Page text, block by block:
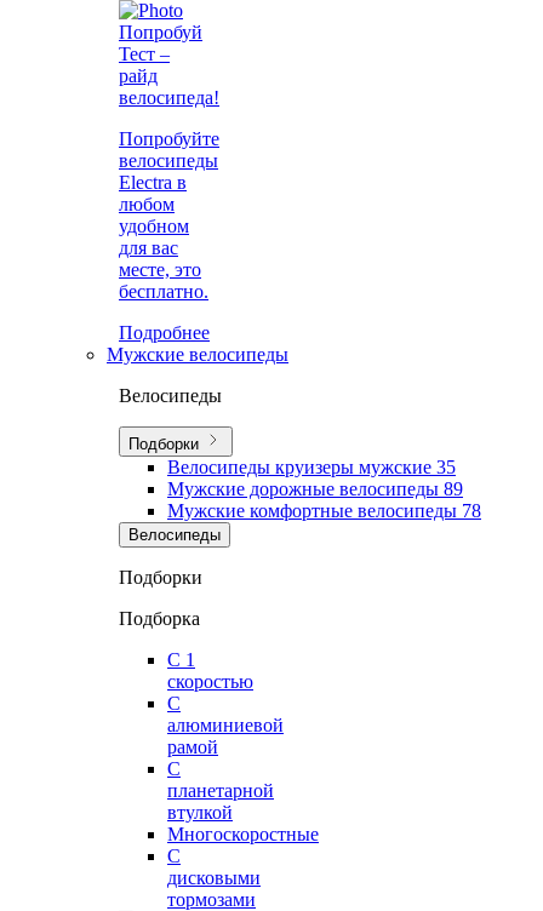
Попробуй
Тест –
райд
велосипеда!
Попробуйте
велосипеды
Electra в
любом
удобном
для вас
месте, это
бесплатно.
Подробнее
Мужские велосипеды
Велосипеды
Подборки
Велосипеды круизеры мужские 35
Мужские дорожные велосипеды 89
Мужские комфортные велосипеды 78
Велосипеды
Подборки
Подборка
С 1
скоростью
С
алюминиевой
рамой
С
планетарной
втулкой
Многоскоростные
С
дисковыми
тормозами